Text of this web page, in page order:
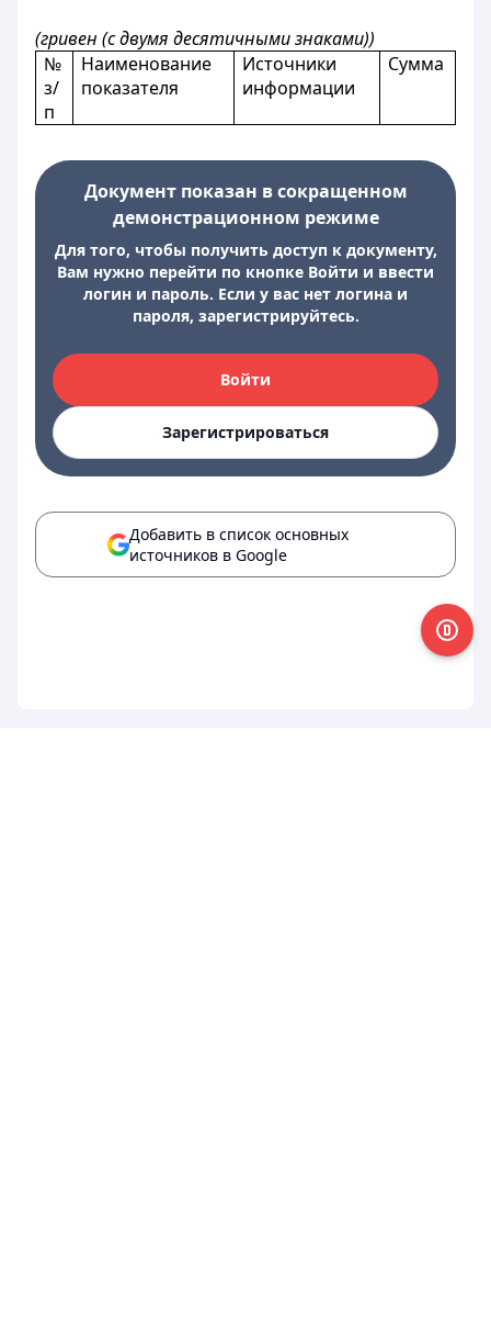
(гривен (с двумя десятичными знаками))
№
з/
п
Наименование
показателя
Источники
информации
Сумма
Документ показан в сокращенном
демонстрационном режиме
Для того, чтобы получить доступ к документу,
Вам нужно перейти по кнопке Войти и ввести
логин и пароль. Если у вас нет логина и
пароля, зарегистрируйтесь.
Войти
Зарегистрироваться
Добавить в список основных
источников в Google